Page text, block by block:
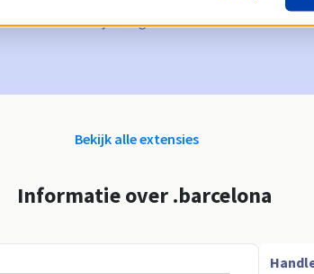
om de verwijdering van de domeinnaam te
Bekijk alle extensies
Informatie over .barcelona